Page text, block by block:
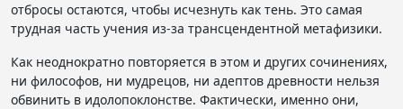
отбросы остаются, чтобы исчезнуть как тень. Это самая
трудная часть учения из-за трансцендентной метафизики.
Как неоднократно повторяется в этом и других сочинениях,
ни философов, ни мудрецов, ни адептов древности нельзя
обвинить в идолопоклонстве. Фактически, именно они,